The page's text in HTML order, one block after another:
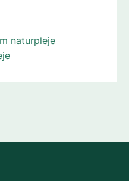
naturpleje